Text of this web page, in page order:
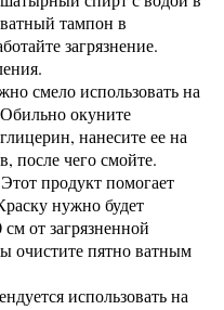
тампон в
загрязнение.
смело использовать на
окуните
нанесите ее на
после чего смойте.
продукт помогает
нужно будет
от загрязненной
очистите пятно ватным
использовать на